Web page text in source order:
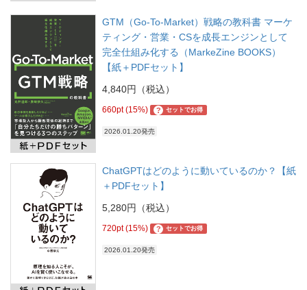
GTM（Go-To-Market）戦略の教科書 マーケ
ティング・営業・CSを成長エンジンとして
完全仕組み化する（MarkeZine BOOKS）
【紙＋PDFセット】
4,840円（税込）
660pt (15%) ? セットでお得
2026.01.20発売
ChatGPTはどのように動いているのか？【紙
＋PDFセット】
5,280円（税込）
720pt (15%) ? セットでお得
2026.01.20発売